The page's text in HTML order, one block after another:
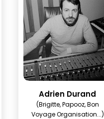
Adrien Durand
(Brigitte, Papooz, Bon
Voyage Organisation...)